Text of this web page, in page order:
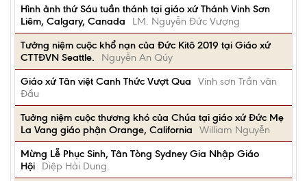
Hình ảnh thứ Sáu tuần thánh tại giáo xứ Thánh Vinh Sơn
Liêm, Calgary, Canada
LM. Nguyễn Đức Vượng
Tưởng niệm cuộc khổ nạn của Đức Kitô 2019 tại Giáo xứ
CTTĐVN Seattle.
Nguyễn An Qúy
Giáo xứ Tân việt Canh Thức Vượt Qua
Vinh sơn Trần văn
Đẩu
Tuởng niệm cuộc thương khó của Chúa tại giáo xứ Đức Mẹ
La Vang giáo phận Orange, California
William Nguyễn
Mừng Lễ Phục Sinh, Tân Tòng Sydney Gia Nhập Giáo
Hội
Diệp Hải Dung.